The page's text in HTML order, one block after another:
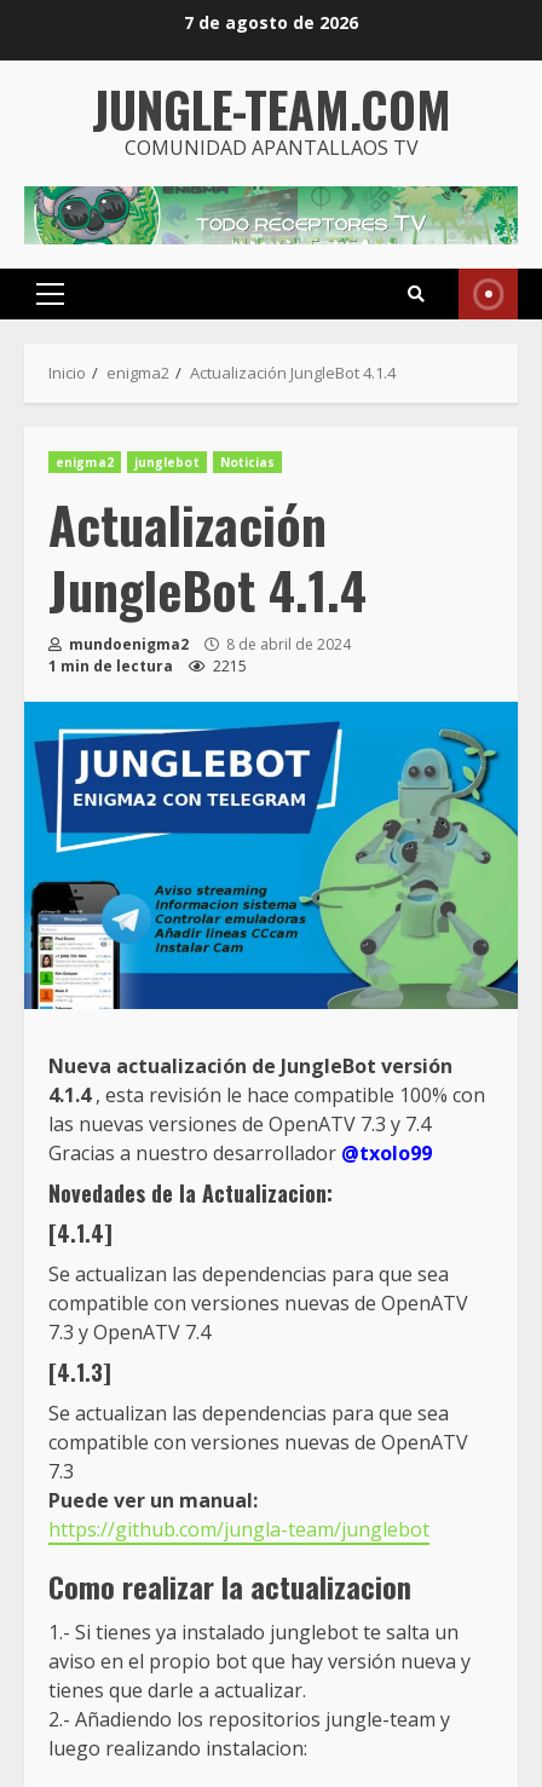
7 de agosto de 2026
JUNGLE-TEAM.COM
COMUNIDAD APANTALLAOS TV
Menú
Inicio enigma2 Actualización JungleBot 4.1.4
enigma2 junglebot Noticias
Actualización
JungleBot 4.1.4
mundoenigma2
8 de abril de 2024
1 min de lectura
2215
Nueva actualización de JungleBot versión
4.1.4, esta revisión le hace compatible 100% con
las nuevas versiones de OpenATV 7.3 y 7.4
Gracias a nuestro desarrollador @txolo99
Novedades de la Actualizacion:
[4.1.4]
Se actualizan las dependencias para que sea
compatible con versiones nuevas de OpenATV
7.3 y OpenATV 7.4
[4.1.3]
Se actualizan las dependencias para que sea
compatible con versiones nuevas de OpenATV
7.3
Puede ver un manual:
https://github.com/jungla-team/junglebot
Como realizar la actualizacion
1.- Si tienes ya instalado junglebot te salta un
aviso en el propio bot que hay versión nueva y
tienes que darle a actualizar.
2.- Añadiendo los repositorios jungle-team y
luego realizando instalacion: